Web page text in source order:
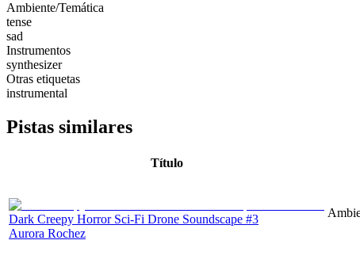
Ambiente/Temática
tense
sad
Instrumentos
synthesizer
Otras etiquetas
instrumental
Pistas similares
Título
Dark Creepy Horror Sci-Fi Drone Soundscape #3
Aurora Rochez